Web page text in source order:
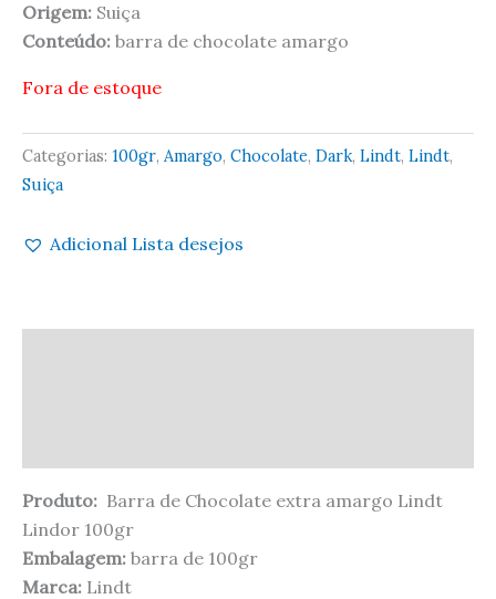
Origem: Suiça
Conteúdo: barra de chocolate amargo
Fora de estoque
Categorias: 100gr, Amargo, Chocolate, Dark, Lindt, Lindt,
Suiça
Adicional Lista desejos
Produto: Barra de Chocolate extra amargo Lindt
Lindor 100gr
Embalagem: barra de 100gr
Marca: Lindt